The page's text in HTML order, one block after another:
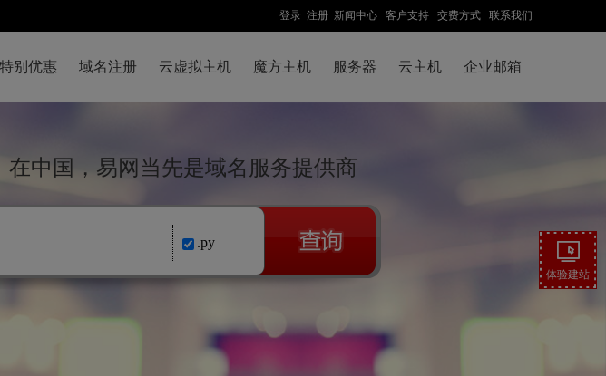
登录 注册 新闻中心 客户支持 交费方式 联系我们
特别优惠 域名注册 云虚拟主机 魔方主机 服务器 云主机 企业邮箱
在中国，易网当先是域名服务提供商
.py
体验建站